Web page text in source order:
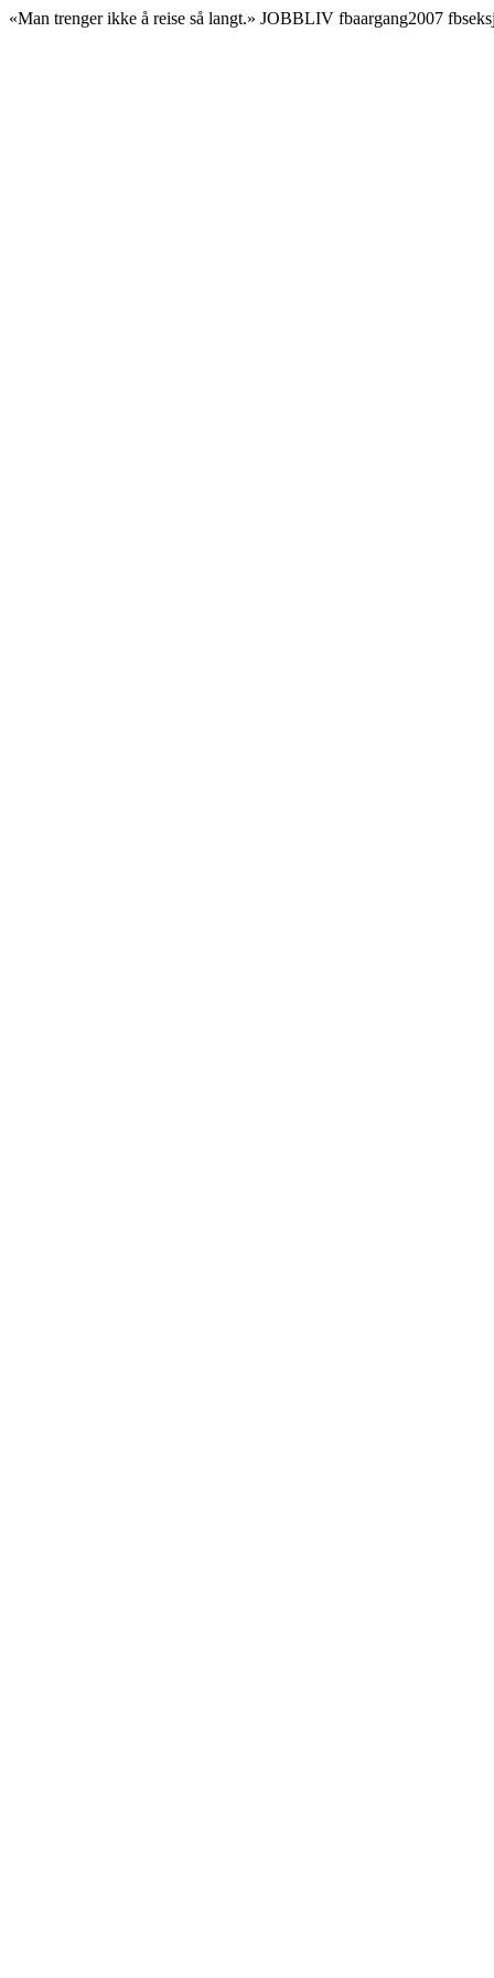
«Man trenger ikke å reise så langt.» JOBBLIV fbaargang2007